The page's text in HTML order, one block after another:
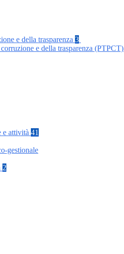
e della trasparenza 3
e della trasparenza (PTPCT)
e attività 41
gestionale
2